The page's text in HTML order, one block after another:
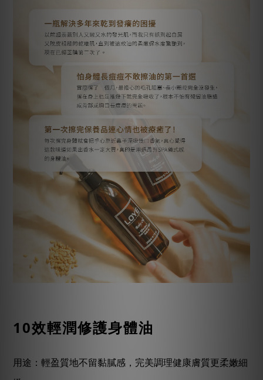
10效輕潤修護身體油
用途：輕盈質地不留黏膩感，完美調理健康膚質更柔嫩細